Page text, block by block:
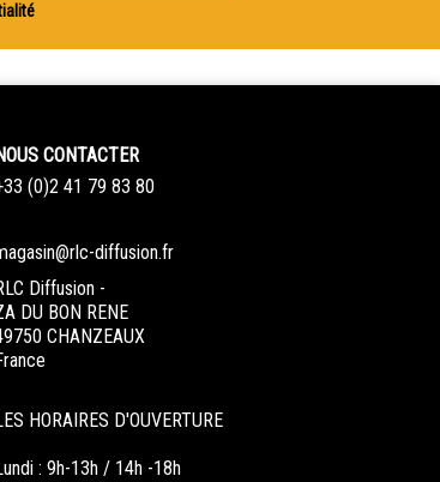
CONTACTER
(0)2 41 79 83 80
diffusion.fr
Diffusion -
DU BON RENE
CHANZEAUX
HORAIRES D'OUVERTURE
: 9h-13h / 14h -18h